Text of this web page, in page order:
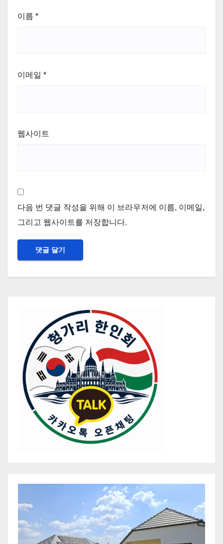
이름 *
이메일 *
웹사이트
다음 번 댓글 작성을 위해 이 브라우저에 이름, 이메일,
그리고 웹사이트를 저장합니다.